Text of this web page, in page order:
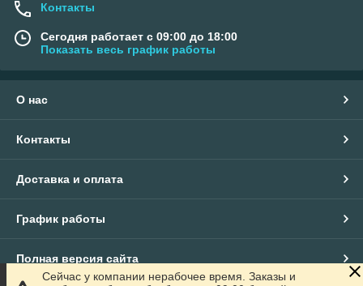
Контакты
Сегодня работает с 09:00 до 18:00
Показать весь график работы
О нас
Контакты
Доставка и оплата
График работы
Полная версия сайта
Сейчас у компании нерабочее время. Заказы и